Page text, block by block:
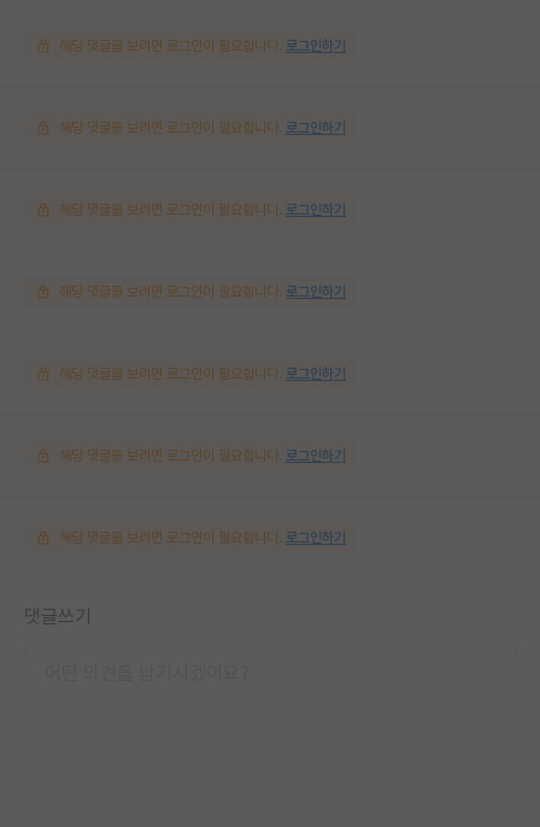
해당 댓글을 보려면 로그인이 필요합니다. 로그인하기
해당 댓글을 보려면 로그인이 필요합니다. 로그인하기
해당 댓글을 보려면 로그인이 필요합니다. 로그인하기
해당 댓글을 보려면 로그인이 필요합니다. 로그인하기
해당 댓글을 보려면 로그인이 필요합니다. 로그인하기
해당 댓글을 보려면 로그인이 필요합니다. 로그인하기
해당 댓글을 보려면 로그인이 필요합니다. 로그인하기
댓글쓰기